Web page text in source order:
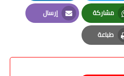
Twitter
LinkedIn
مشاركة
Whatsapp
إرسال
Email
طباعة
Print